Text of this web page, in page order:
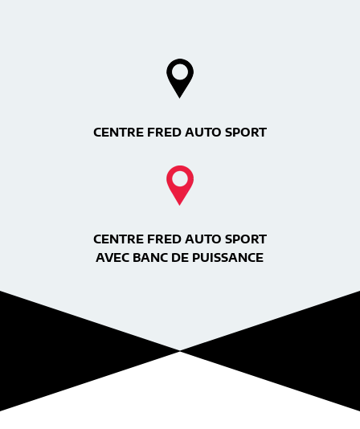
CENTRE FRED AUTO SPORT
CENTRE FRED AUTO SPORT
AVEC BANC DE PUISSANCE